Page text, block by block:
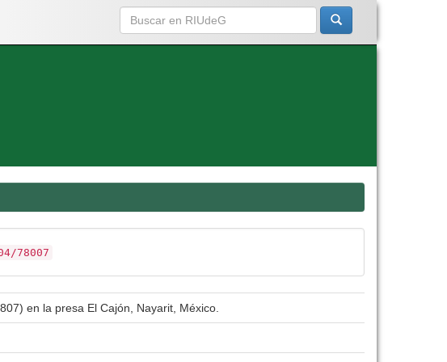
78007
en la presa El Cajón, Nayarit, México.